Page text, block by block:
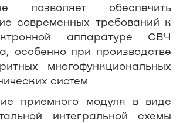
позволяет обеспечить
современных требований к
аппаратуре СВЧ
особенно при производстве
многофункциональных
систем
приемного модуля в виде
интегральной схемы